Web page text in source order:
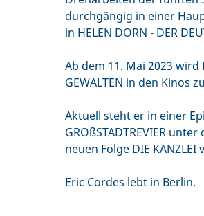
durchgängig in einer
in HELEN DORN - DER
Ab dem 11. Mai 2023
GEWALTEN in den Kinos
Aktuell steht er in einer
GROßSTADTREVIER
neuen Folge DIE KANZLEI
Eric Cordes lebt in Berlin.